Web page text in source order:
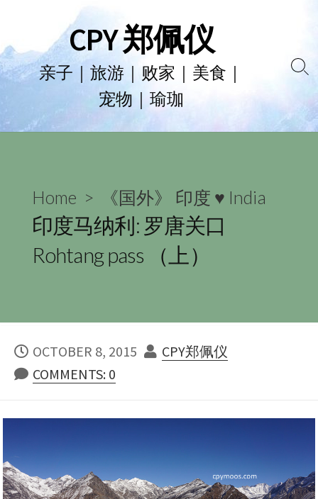
to
content
CPY 郑佩仪
亲子｜旅游｜败家｜美食｜
宠物｜瑜珈
Home > 《国外》 印度 ♥ India
印度马纳利: 罗唐关口
Rohtang pass （上）
PUBLISHED
DATE
OCTOBER 8, 2015 AUTHOR
CPY郑佩仪
COMMENTS: 0